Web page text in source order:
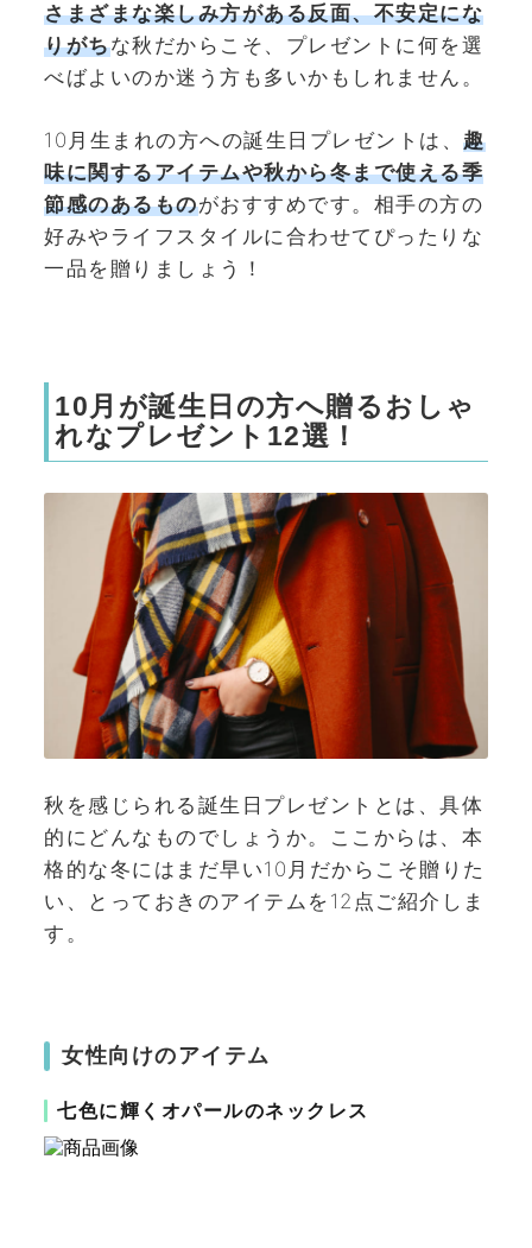
さまざまな楽しみ方がある反面、不安定にな
りがちな秋だからこそ、プレゼントに何を選
べばよいのか迷う方も多いかもしれません。
10月生まれの方への誕生日プレゼントは、 趣
味に関するアイテムや秋から冬まで使える季
節感のあるものがおすすめです。相手の方の
好みやライフスタイルに合わせてぴったりな
一品を贈りましょう！
10月が誕生日の方へ贈るおしゃ
れなプレゼント12選！
秋を感じられる誕生日プレゼントとは、具体
的にどんなものでしょうか。ここからは、本
格的な冬にはまだ早い10月だからこそ贈りた
い、とっておきのアイテムを12点ご紹介しま
す。
女性向けのアイテム
七色に輝くオパールのネックレス